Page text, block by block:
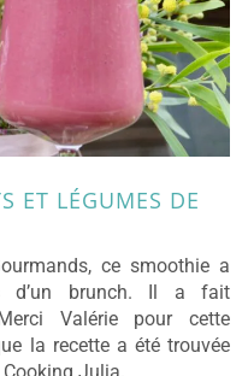
ET LÉGUMES DE
ce smoothie a
d’un brunch. Il a fait
Valérie pour cette
la recette a été trouvée